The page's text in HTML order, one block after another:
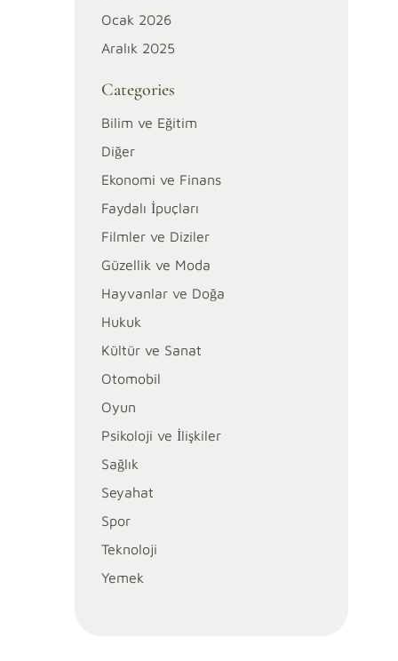
Ocak 2026
Aralık 2025
Categories
Bilim ve Eğitim
Diğer
Ekonomi ve Finans
Faydalı İpuçları
Filmler ve Diziler
Güzellik ve Moda
Hayvanlar ve Doğa
Hukuk
Kültür ve Sanat
Otomobil
Oyun
Psikoloji ve İlişkiler
Sağlık
Seyahat
Spor
Teknoloji
Yemek